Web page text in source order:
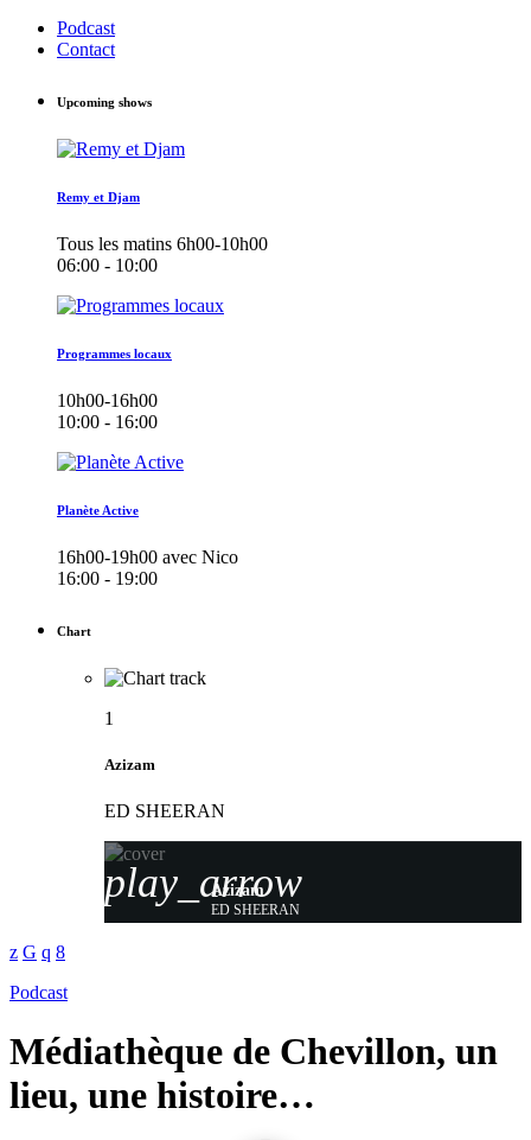
Podcast
Contact
Upcoming shows
Remy et Djam
Tous les matins 6h00-10h00
06:00 - 10:00
Programmes locaux
10h00-16h00
10:00 - 16:00
Planète Active
16h00-19h00 avec Nico
16:00 - 19:00
Chart
1
Azizam
ED SHEERAN
play_arrow
Azizam
ED SHEERAN
Podcast
Médiathèque de Chevillon, un
lieu, une histoire…